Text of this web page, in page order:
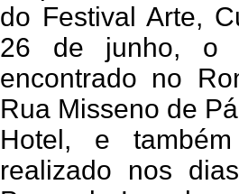
do Festival Arte,
26 de junho, o
encontrado no
Rua Misseno de
Hotel, e
realizado nos